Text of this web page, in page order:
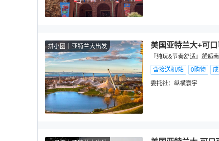
拼小团 亚特兰大出发 美国亚特兰大+可
『纯玩&节奏舒适』邂逅
含接送机/站
0购物
委托社： 纵横寰宇